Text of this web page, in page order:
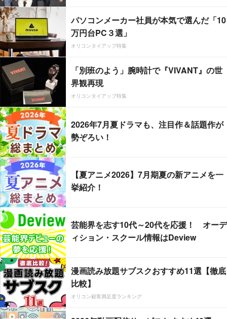
パソコンメーカー社員が本気で選んだ「10
万円台PC３選」
オリコンタイアップ特集
「別班のよう」腕時計で『VIVANT』の世
界観再現
オリコンタイアップ特集
2026年7月夏ドラマも、注目作＆話題作が
勢ぞろい！
【夏アニメ2026】7月期夏の新アニメを一
挙紹介！
芸能界を志す10代～20代を応援！ オーデ
ィション・スクール情報はDeview
漫画読み放題サブスクおすすめ11選【徹底
比較】
オリコン顧客満足度ランキング